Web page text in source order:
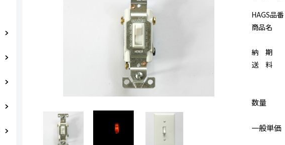
HAGS品番
商品名
納 期
送 料
数量
一般単価